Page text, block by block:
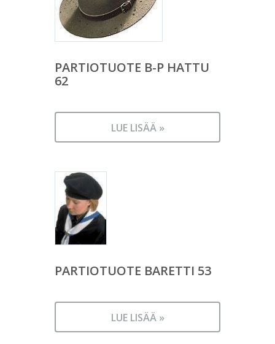
PARTIOTUOTE B-P HATTU
62
LUE LISÄÄ »
PARTIOTUOTE BARETTI 53
LUE LISÄÄ »